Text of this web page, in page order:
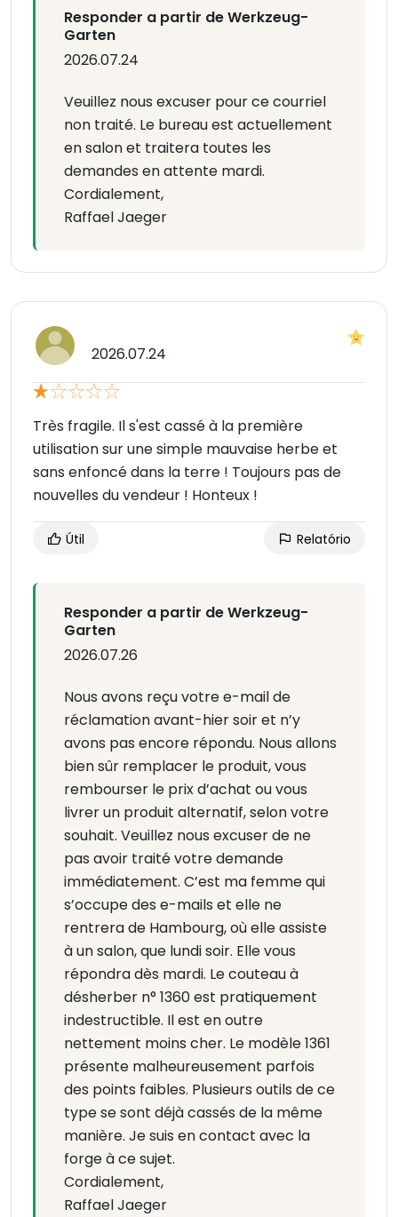
Responder a partir de Werkzeug-
Garten
2026.07.24
Veuillez nous excuser pour ce courriel
non traité. Le bureau est actuellement
en salon et traitera toutes les
demandes en attente mardi.
Cordialement,
Raffael Jaeger
2026.07.24
Très fragile. Il s'est cassé à la première
utilisation sur une simple mauvaise herbe et
sans enfoncé dans la terre ! Toujours pas de
nouvelles du vendeur ! Honteux !
Útil Relatório
Responder a partir de Werkzeug-
Garten
2026.07.26
Nous avons reçu votre e-mail de
réclamation avant-hier soir et n’y
avons pas encore répondu. Nous allons
bien sûr remplacer le produit, vous
rembourser le prix d’achat ou vous
livrer un produit alternatif, selon votre
souhait. Veuillez nous excuser de ne
pas avoir traité votre demande
immédiatement. C’est ma femme qui
s’occupe des e-mails et elle ne
rentrera de Hambourg, où elle assiste
à un salon, que lundi soir. Elle vous
répondra dès mardi. Le couteau à
désherber n° 1360 est pratiquement
indestructible. Il est en outre
nettement moins cher. Le modèle 1361
présente malheureusement parfois
des points faibles. Plusieurs outils de ce
type se sont déjà cassés de la même
manière. Je suis en contact avec la
forge à ce sujet.
Cordialement,
Raffael Jaeger